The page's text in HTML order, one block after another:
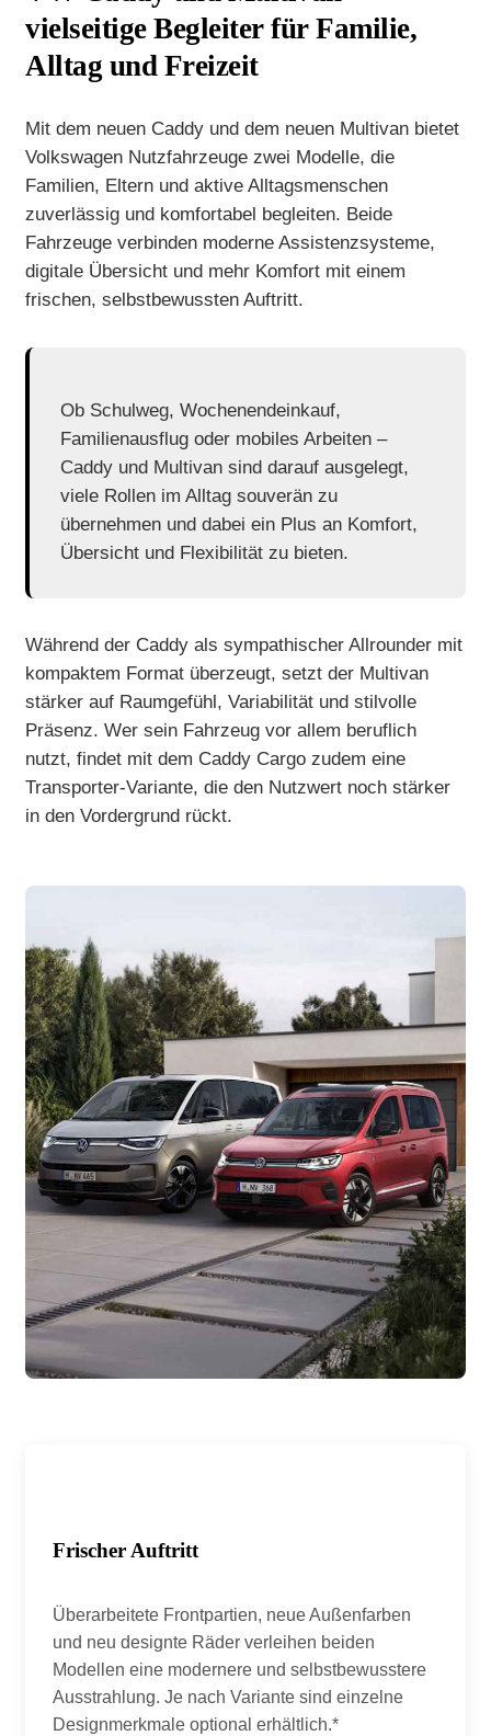
vielseitige Begleiter für Familie,
Alltag und Freizeit
Mit dem neuen Caddy und dem neuen Multivan bietet
Volkswagen Nutzfahrzeuge zwei Modelle, die
Familien, Eltern und aktive Alltagsmenschen
zuverlässig und komfortabel begleiten. Beide
Fahrzeuge verbinden moderne Assistenzsysteme,
digitale Übersicht und mehr Komfort mit einem
frischen, selbstbewussten Auftritt.
Ob Schulweg, Wochenendeinkauf,
Familienausflug oder mobiles Arbeiten –
Caddy und Multivan sind darauf ausgelegt,
viele Rollen im Alltag souverän zu
übernehmen und dabei ein Plus an Komfort,
Übersicht und Flexibilität zu bieten.
Während der Caddy als sympathischer Allrounder mit
kompaktem Format überzeugt, setzt der Multivan
stärker auf Raumgefühl, Variabilität und stilvolle
Präsenz. Wer sein Fahrzeug vor allem beruflich
nutzt, findet mit dem Caddy Cargo zudem eine
Transporter-Variante, die den Nutzwert noch stärker
in den Vordergrund rückt.
Frischer Auftritt
Überarbeitete Frontpartien, neue Außenfarben
und neu designte Räder verleihen beiden
Modellen eine modernere und selbstbewusstere
Ausstrahlung. Je nach Variante sind einzelne
Designmerkmale optional erhältlich.*